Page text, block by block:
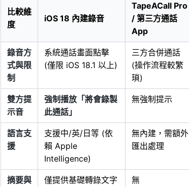
比較維
度
iOS 18 內建錄音
TapeACall Pro
/ 第三方通話
App
錄音方
式與限
制
系統通話畫面點擊
(僅限 iOS 18.1 以上)
三方合併通話
(操作流程較繁
瑣)
雙方提
示音
強制播放「將會錄製
此通話」
無強制提示
語言支
援
支援中/英/日等 (依
賴 Apple
Intelligence)
無內建，需額外
匯出處理
摘要與
僅提供基礎轉錄文字 無